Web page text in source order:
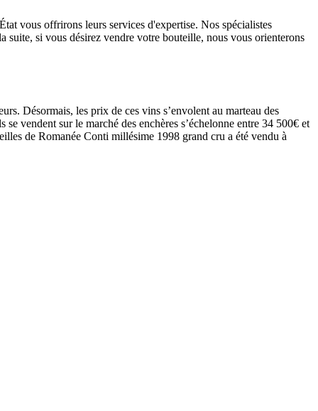
vous offrirons leurs services d'expertise. Nos spécialistes
suite, si vous désirez vendre votre bouteille, nous vous orienterons
Désormais, les prix de ces vins s’envolent au marteau des
vendent sur le marché des enchères s’échelonne entre 34 500€ et
de Romanée Conti millésime 1998 grand cru a été vendu à